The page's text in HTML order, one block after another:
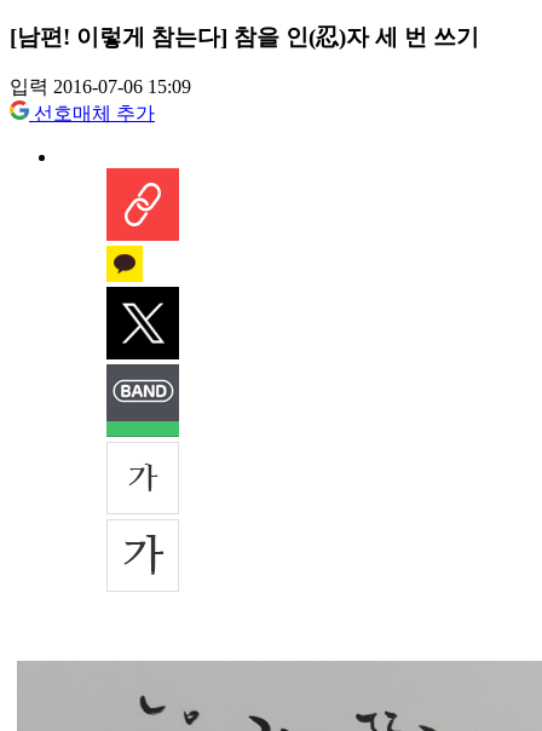
[남편! 이렇게 참는다] 참을 인(忍)자 세 번 쓰기
입력 2016-07-06 15:09
선호매체 추가